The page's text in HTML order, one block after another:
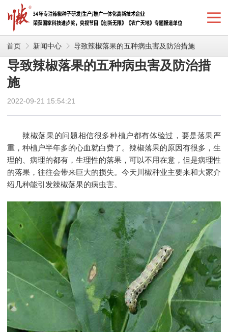
首页 新闻中心 导致辣椒落果的五种病虫害及防治措施
导致辣椒落果的五种病虫害及防治措
施
2022-09-21 15:54:21
辣椒落果的问题相信很多种植户都有体验过，要是落果严
重，种植户半年多的心血就白费了。辣椒落果的原因有很多，生
理的、病理的都有，生理性的落果，可以不用在意，但是病理性
的落果，往往会带来巨大的损失。今天川椒种业主要来和大家介
绍几种能引发辣椒落果的病虫害。